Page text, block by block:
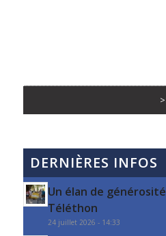
DERNIÈRES INFOS
Un élan de
Téléthon
24 juillet 2026 - 14:33